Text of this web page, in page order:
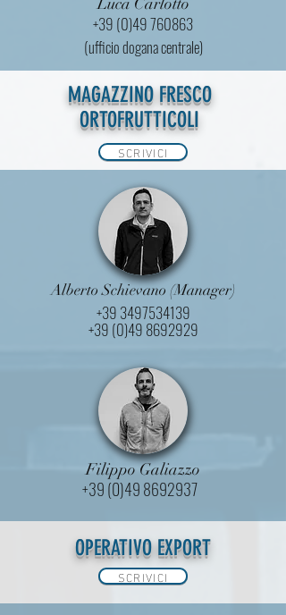
MAGAZZINO FRESCO
ORTOFRUTTICOLI
SCRIVICI
+39 (0)49 760863
(ufficio dogana centrale)
Alberto Schievano (Manager)
+39 3497534139
+39 (0)49 8692929
Filippo Galiazzo
+39 (0)49 8692937
OPERATIVO EXPORT
SCRIVICI